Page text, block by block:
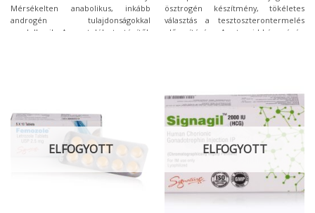
Mérsékelten anabolikus, inkább
androgén tulajdonságokkal
rendelkezik. A sportolók, testépítők
ösztrogén készítmény, tökéletes
választás a tesztoszterontermelés
elősegítésére. A szteroid kúra végén
így szükséges annak serkentése.
ELFOGYOTT ELFOGYOTT